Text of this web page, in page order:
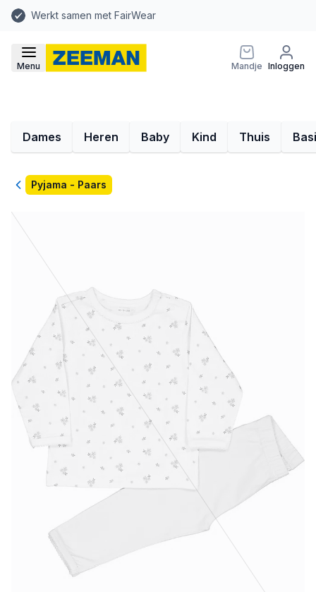
Werkt samen met FairWear
Menu Mandje Inloggen
Dames Heren Baby Kind Thuis
TerugPyjama - Paars